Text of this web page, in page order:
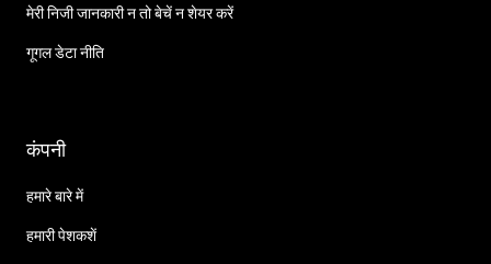
मेरी निजी जानकारी न तो बेचें न शेयर करें
गूगल डेटा नीति
कंपनी
हमारे बारे में
हमारी पेशकशें